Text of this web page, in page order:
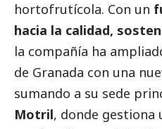
hortofrutícola. Con un
hacia la calidad,
la compañía ha
de Granada con una
sumando a su sede
Motril, donde gestiona